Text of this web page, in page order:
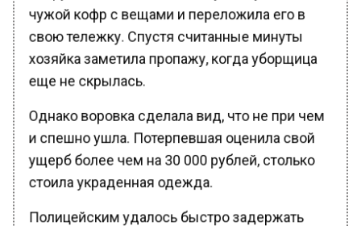
чужой кофр с вещами и переложила его в
свою тележку. Спустя считанные минуты
хозяйка заметила пропажу, когда уборщица
еще не скрылась.
Однако воровка сделала вид, что не при чем
и спешно ушла. Потерпевшая оценила свой
ущерб более чем на 30 000 рублей, столько
стоила украденная одежда.
Полицейским удалось быстро задержать